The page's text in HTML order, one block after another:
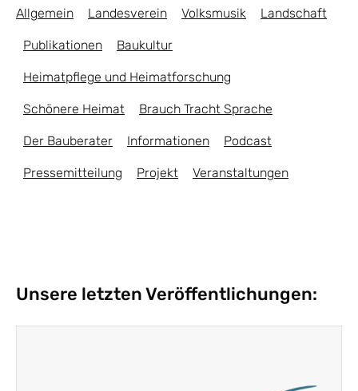
Allgemein Landesverein Volksmusik Landschaft
Publikationen Baukultur
Heimatpflege und Heimatforschung
Schönere Heimat Brauch Tracht Sprache
Der Bauberater Informationen Podcast
Pressemitteilung Projekt Veranstaltungen
Unsere letzten Veröffentlichungen: